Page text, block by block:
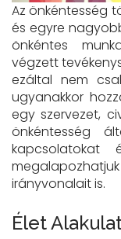
Az önkéntesség
és egyre
önkéntes
végzett
ezáltal nem
ugyanakkor
egy szervezet,
önkéntesség
irányvonalait is.
Élet